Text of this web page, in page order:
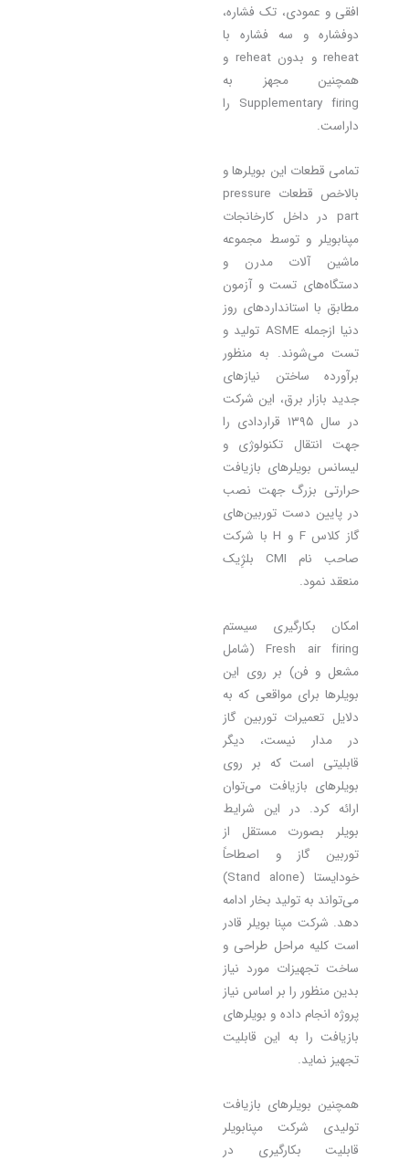
افقی و عمودی، تک فشاره،
دوفشاره و سه فشاره با
reheat و بدون reheat و
همچنین مجهز به
Supplementary firing را
داراست.
تمامی قطعات این بویلرها و
بالاخص قطعات pressure
part در داخل کارخانجات
مپنابویلر و توسط مجموعه
ماشین آلات مدرن و
دستگاه‌های تست و آزمون
مطابق با استانداردهای روز
دنیا ازجمله ASME تولید و
تست می‌شوند. به منظور
برآورده ساختن نیازهای
جدید بازار برق، این شرکت
در سال ۱۳۹۵ قراردادی را
جهت انتقال تکنولوژی و
لیسانس بویلرهای بازیافت
حرارتی بزرگ جهت نصب
در پایین دست توربین‌های
گاز کلاس F و H با شرکت
صاحب نام CMI بلژِیک
منعقد نمود.
امکان بکارگیری سیستم
Fresh air firing (شامل
مشعل و فن) بر روی این
بویلرها برای مواقعی که به
دلایل تعمیرات توربین گاز
در مدار نیست، دیگر
قابلیتی است که بر روی
بویلرهای بازیافت می‌توان
ارائه کرد. در این شرایط
بویلر بصورت مستقل از
توربین گاز و اصطاحاً
خودایستا (Stand alone)
می‌تواند به تولید بخار ادامه
دهد. شرکت مپنا بویلر قادر
است کلیه مراحل طراحی و
ساخت تجهیزات مورد نیاز
بدین منظور را بر اساس نیاز
پروژه انجام داده و بویلرهای
بازیافت را به این قابلیت
تجهیز نماید.
همچنین بویلرهای بازیافت
تولیدی شرکت مپنابویلر
قابلیت بکارگیری در